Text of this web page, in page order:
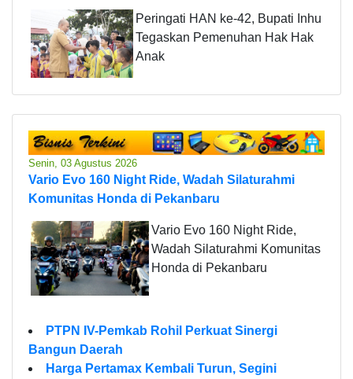
Peringati HAN ke-42, Bupati Inhu
Tegaskan Pemenuhan Hak Hak
Anak
Senin, 03 Agustus 2026
Vario Evo 160 Night Ride, Wadah Silaturahmi
Komunitas Honda di Pekanbaru
Vario Evo 160 Night Ride,
Wadah Silaturahmi Komunitas
Honda di Pekanbaru
PTPN IV-Pemkab Rohil Perkuat Sinergi
Bangun Daerah
Harga Pertamax Kembali Turun, Segini